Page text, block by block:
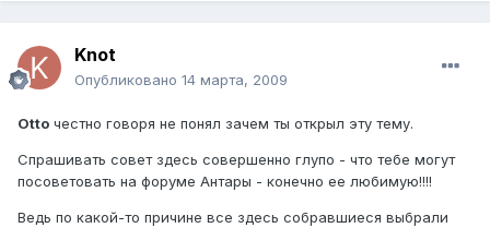
Knot
Опубликовано 14 марта, 2009
Otto честно говоря не понял зачем ты открыл эту тему.
Спрашивать совет здесь совершенно глупо - что тебе могут
посоветовать на форуме Антары - конечно ее любимую!!!!
Ведь по какой-то причине все здесь собравшиеся выбрали